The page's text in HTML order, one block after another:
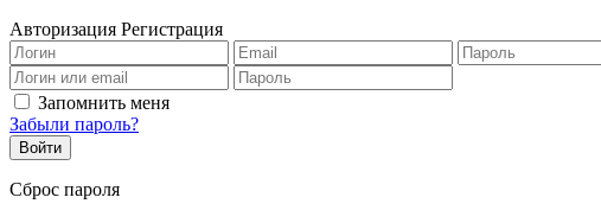
Авторизация Регистрация
Запомнить меня
Забыли пароль?
Сброс пароля